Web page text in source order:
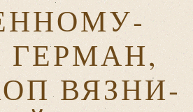
ГЕР­МАН,
ВЯЗ­НИ­